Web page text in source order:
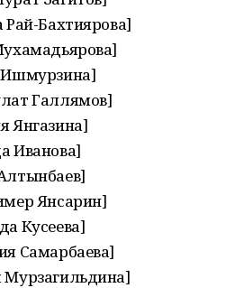
Бахтиярова]
Ишмурзина]
Галлямов]
Янгазина]
Иванова]
Янсарин]
Кусеева]
Самарбаева]